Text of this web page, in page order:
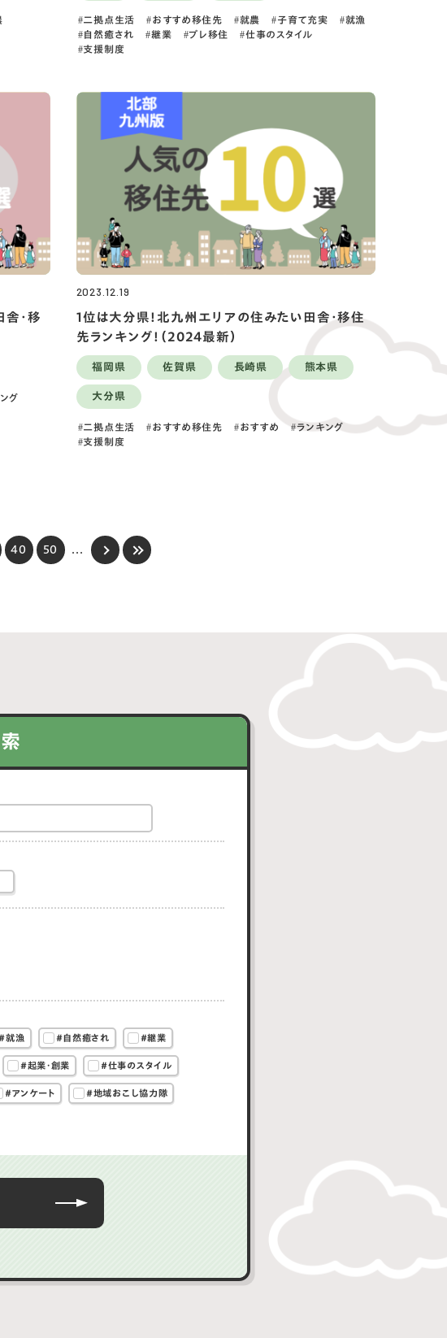
二拠点生活 おすすめ移住先 就農 子育て充実
就漁
自然癒され
継業 プレ移住
仕事のスタイル
支援制度
舎・移
グ
2023.12.19
1位は大分県！北九州エリアの住みたい田舎・移住
先ランキング！（2024最新）
福岡県 佐賀県 長崎県 熊本県
大分県
二拠点生活 おすすめ移住先 おすすめ
ランキング
支援制度
40 50 ...
就漁 #自然癒され #継業
#起業・創業 #仕事のスタイル
#アンケート #地域おこし協力隊